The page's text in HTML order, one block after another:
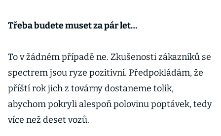
Třeba budete muset za pár let…
To v žádném případě ne. Zkušenosti zákazníků se
spectrem jsou ryze pozitivní. Předpokládám, že
příští rok jich z továrny dostaneme tolik,
abychom pokryli alespoň polovinu poptávek, tedy
více než deset vozů.